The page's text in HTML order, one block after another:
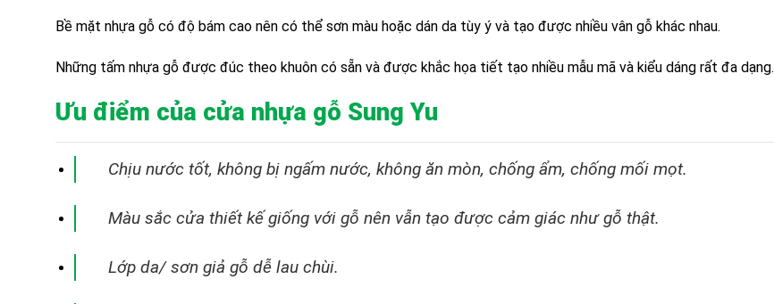
Bề mặt nhựa gỗ có độ bám cao nên có thể sơn màu hoặc dán da tùy ý và tạo được nhiều vân gỗ khác nhau.
Những tấm nhựa gỗ được đúc theo khuôn có sẵn và được khắc họa tiết tạo nhiều mẫu mã và kiểu dáng rất đa dạng.
Ưu điểm của cửa nhựa gỗ Sung Yu
Chịu nước tốt, không bị ngấm nước, không ăn mòn, chống ẩm, chống mối mọt.
Màu sắc cửa thiết kế giống với gỗ nên vẫn tạo được cảm giác như gỗ thật.
Lớp da/ sơn giả gỗ dễ lau chùi.